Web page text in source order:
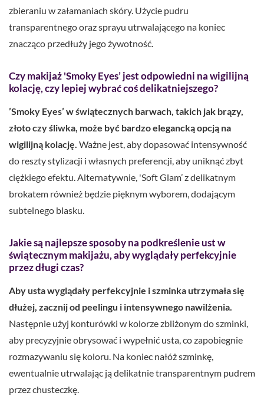
zbieraniu w załamaniach skóry. Użycie pudru
transparentnego oraz sprayu utrwalającego na koniec
znacząco przedłuży jego żywotność.
Czy makijaż 'Smoky Eyes’ jest odpowiedni na wigilijną
kolację, czy lepiej wybrać coś delikatniejszego?
’Smoky Eyes’ w świątecznych barwach, takich jak brązy,
złoto czy śliwka, może być bardzo elegancką opcją na
wigilijną kolację. Ważne jest, aby dopasować intensywność
do reszty stylizacji i własnych preferencji, aby uniknąć zbyt
ciężkiego efektu. Alternatywnie, 'Soft Glam’ z delikatnym
brokatem również będzie pięknym wyborem, dodającym
subtelnego blasku.
Jakie są najlepsze sposoby na podkreślenie ust w
świątecznym makijażu, aby wyglądały perfekcyjnie
przez długi czas?
Aby usta wyglądały perfekcyjnie i szminka utrzymała się
dłużej, zacznij od peelingu i intensywnego nawilżenia.
Następnie użyj konturówki w kolorze zbliżonym do szminki,
aby precyzyjnie obrysować i wypełnić usta, co zapobiegnie
rozmazywaniu się koloru. Na koniec nałóż szminkę,
ewentualnie utrwalając ją delikatnie transparentnym pudrem
przez chusteczkę.